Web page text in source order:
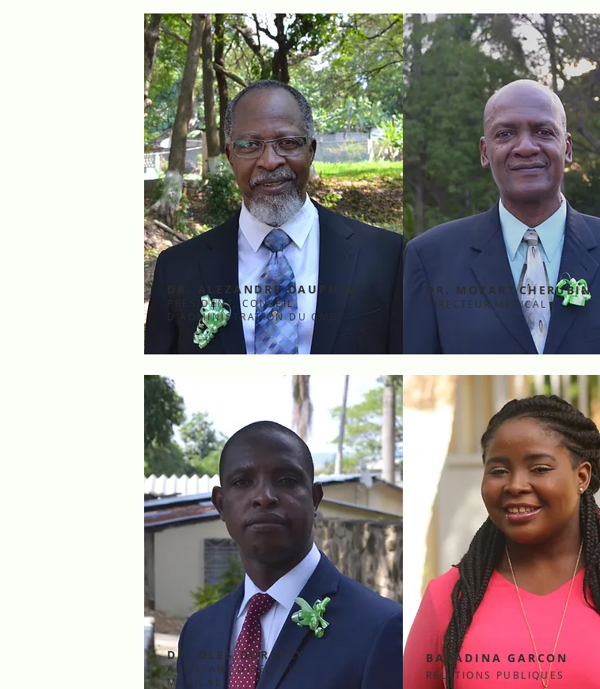
DR. ALEZANDRE DAUPHIN
PRÉSIDENT, CONSEIL
D'ADMINISTRATION DU CMB
DR. MOZART CHERUBIN
DIRECTEUR MÉDICAL
DR. OLES DORCELY
ASSISTANT DIRECTEUR
MEDICAL
BARADINA GARCON
RELATIONS PUBLIQUES